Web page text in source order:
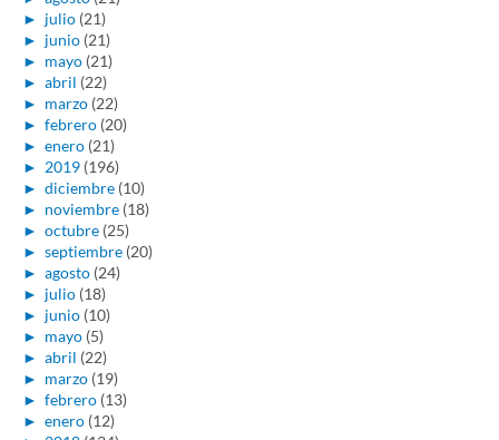
► julio (21)
► junio (21)
► mayo (21)
► abril (22)
► marzo (22)
► febrero (20)
► enero (21)
► 2019 (196)
► diciembre (10)
► noviembre (18)
► octubre (25)
► septiembre (20)
► agosto (24)
► julio (18)
► junio (10)
► mayo (5)
► abril (22)
► marzo (19)
► febrero (13)
► enero (12)